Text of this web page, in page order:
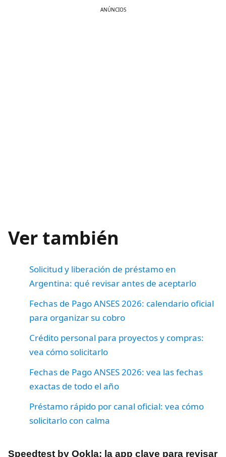
ANÚNCIOS
Ver también
Solicitud y liberación de préstamo en
Argentina: qué revisar antes de aceptarlo
Fechas de Pago ANSES 2026: calendario oficial
para organizar su cobro
Crédito personal para proyectos y compras:
vea cómo solicitarlo
Fechas de Pago ANSES 2026: vea las fechas
exactas de todo el año
Préstamo rápido por canal oficial: vea cómo
solicitarlo con calma
Speedtest by Ookla: la app clave para revisar